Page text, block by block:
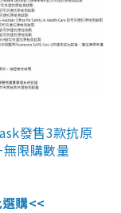
發售3款抗原
限購數量
購<<